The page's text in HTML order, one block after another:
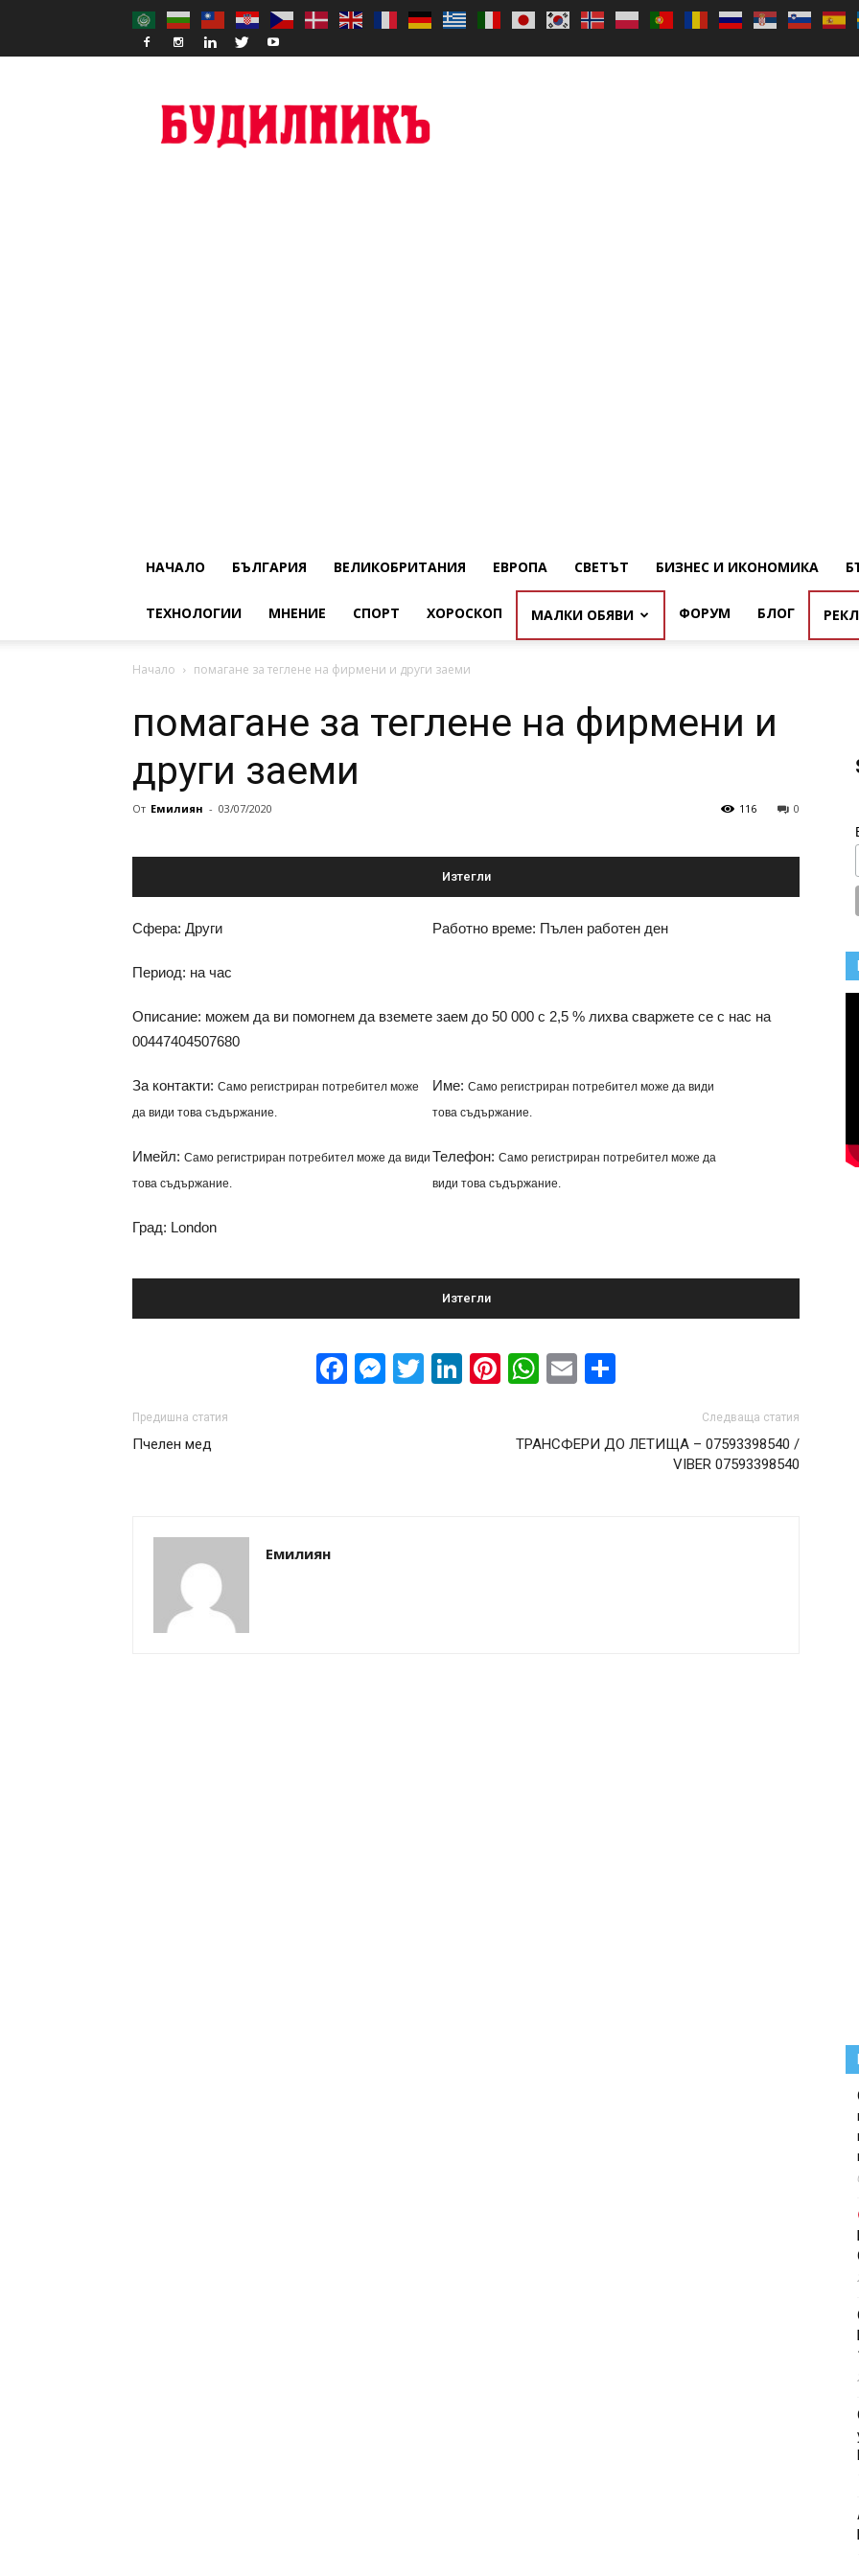
НАЧАЛО БЪЛГАРИЯ ВЕЛИКОБРИТАНИЯ ЕВРОПА СВЕТЪТ БИЗНЕС И ИКОНОМИКА
ТЕХНОЛОГИИ МНЕНИЕ СПОРТ ХОРОСКОП МАЛКИ ОБЯВИ ФОРУМ БЛОГ
Начало помагане за теглене на фирмени и други заеми
помагане за теглене на фирмени и
други заеми
От Eмилиян - 03/07/2020 0
116
Изтегли
Сфера: Други Работно време: Пълен работен ден
Период: на час
Описание: можем да ви помогнем да вземете заем до 50 000 с 2,5 % лихва сваржете се с нас на
00447404507680
За контакти: Само регистриран потребител може
да види това съдържание.
Име:Само регистриран потребител може да види
това съдържание.
Имейл: Само регистриран потребител може да види
това съдържание.
Телефон:Само регистриран потребител може да
види това съдържание.
Град: London
Изтегли
Facebook
Messenger
Twitter
LinkedIn
Pinterest
WhatsApp
Email
Предишна статия
Пчелен мед
Следваща статия
ТРАНСФЕРИ ДО ЛЕТИЩА – 07593398540 /
VIBER 07593398540
Eмилиян